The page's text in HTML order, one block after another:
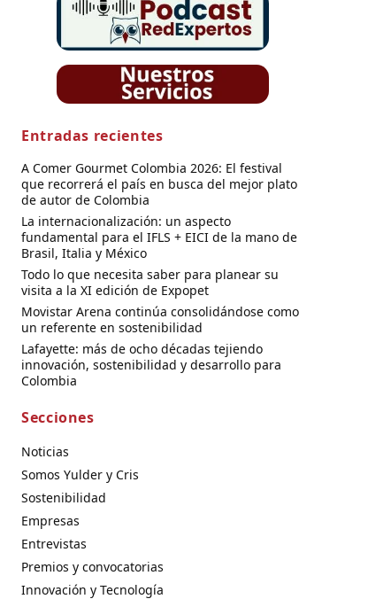
Entradas recientes
A Comer Gourmet Colombia 2026: El festival
que recorrerá el país en busca del mejor plato
de autor de Colombia
La internacionalización: un aspecto
fundamental para el IFLS + EICI de la mano de
Brasil, Italia y México
Todo lo que necesita saber para planear su
visita a la XI edición de Expopet
Movistar Arena continúa consolidándose como
un referente en sostenibilidad
Lafayette: más de ocho décadas tejiendo
innovación, sostenibilidad y desarrollo para
Colombia
Secciones
Noticias
Somos Yulder y Cris
Sostenibilidad
Empresas
Entrevistas
Premios y convocatorias
Innovación y Tecnología